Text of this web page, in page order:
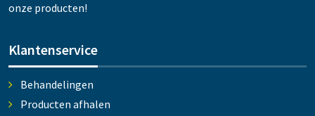
onze producten!
Klantenservice
Behandelingen
Producten afhalen